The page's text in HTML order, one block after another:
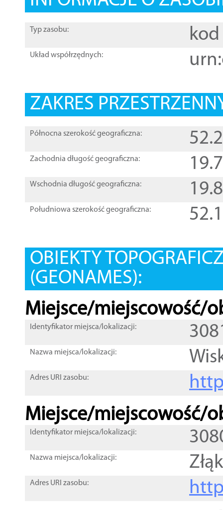
Typ zasobu: kod
Układ współrzędnych:
ZAKRES
Północna szerokość geograficzna:
Zachodnia długość geograficzna:
Wschodnia długość geograficzna:
Południowa szerokość geograficzna:
OBIEKTY
(GEONAMES):
Miejsce/miejscowość/
Identyfikator miejsca/lokalizacji:
Nazwa miejsca/lokalizacji:
Adres URI zasobu:
Miejsce/miejscowość/
Identyfikator miejsca/lokalizacji:
Nazwa miejsca/lokalizacji:
Adres URI zasobu: